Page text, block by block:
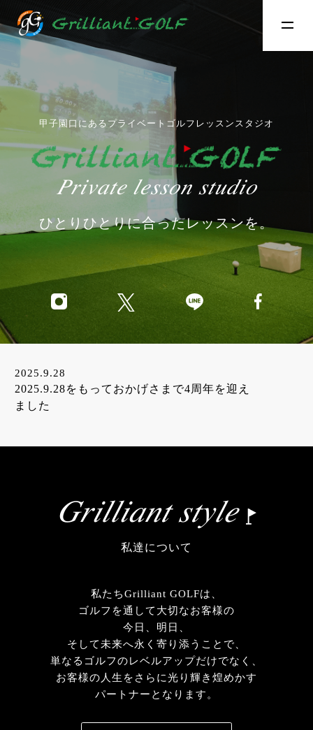
甲子園口にあるプライベートゴルフレッスンスタジオ
Private lesson studio
ひとりひとりに合ったレッスンを。
2025.9.28
2025.9.28をもっておかげさまで4周年を迎え
ました
Grilliant style
私達について
私たちGrilliant GOLFは、
ゴルフを通して大切なお客様の
今日、明日、
そして未来へ永く寄り添うことで、
単なるゴルフのレベルアップだけでなく、
お客様の人生をさらに光り輝き煌めかす
パートナーとなります。